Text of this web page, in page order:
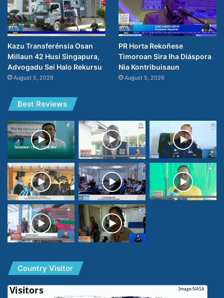
Kazu Transferénsia Osan
Millaun 42 Husi Singapura,
Advogadu Sei Halo Rekursu
August 5, 2026
PR Horta Rekoñese
Timoroan Sira Iha Diáspora
Nia Kontribuisaun
August 5, 2026
Best Reviews
Country Visitor